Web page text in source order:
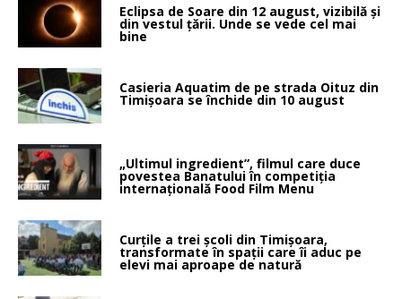
Eclipsa de Soare din 12 august, vizibilă și
din vestul țării. Unde se vede cel mai
bine
Casieria Aquatim de pe strada Oituz din
Timișoara se închide din 10 august
„Ultimul ingredient”, filmul care duce
povestea Banatului în competiția
internațională Food Film Menu
Curțile a trei școli din Timișoara,
transformate în spații care îi aduc pe
elevi mai aproape de natură